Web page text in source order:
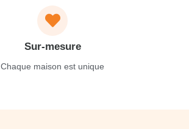
Sur-mesure
Chaque maison est unique